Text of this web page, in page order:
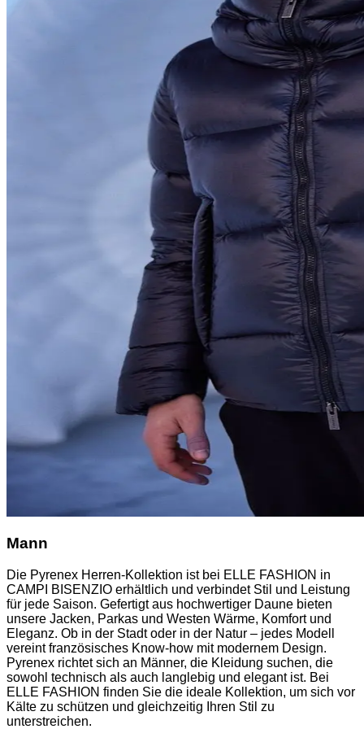
Mann
Die Pyrenex Herren-Kollektion ist bei ELLE FASHION in
CAMPI BISENZIO erhältlich und verbindet Stil und Leistung
für jede Saison. Gefertigt aus hochwertiger Daune bieten
unsere Jacken, Parkas und Westen Wärme, Komfort und
Eleganz. Ob in der Stadt oder in der Natur – jedes Modell
vereint französisches Know-how mit modernem Design.
Pyrenex richtet sich an Männer, die Kleidung suchen, die
sowohl technisch als auch langlebig und elegant ist. Bei
ELLE FASHION finden Sie die ideale Kollektion, um sich vor
Kälte zu schützen und gleichzeitig Ihren Stil zu
unterstreichen.